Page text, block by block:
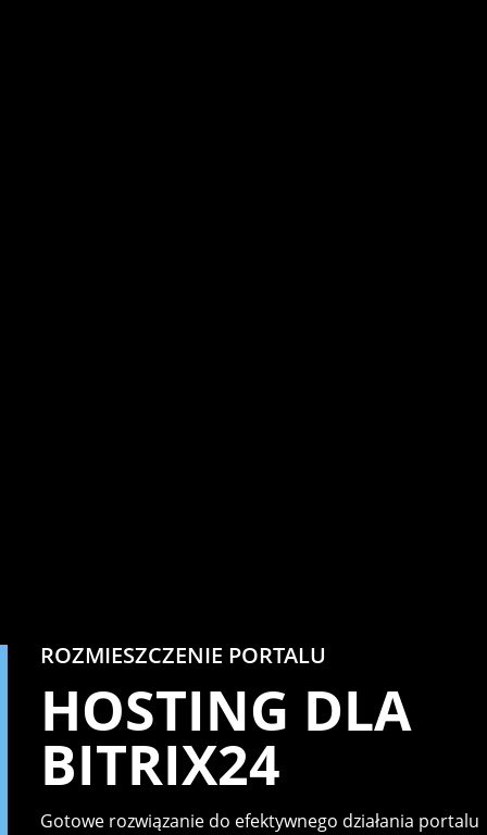
ROZMIESZCZENIE PORTALU
HOSTING DLA
BITRIX24
Gotowe rozwiązanie do efektywnego działania portalu